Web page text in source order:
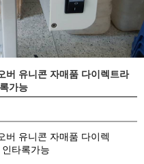
버 유니콘 자매품 다이렉트라
가능
버 유니콘 자매품 다이렉
타록가능